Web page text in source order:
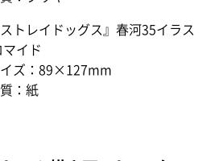
ストレイドッグス』春河35イラス
マイド
ズ：89×127mm
：紙